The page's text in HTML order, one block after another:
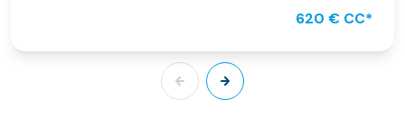
620 € CC*